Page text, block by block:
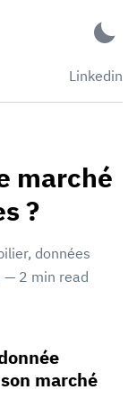
Linkedin
marché
?
, données
— 2 min read
marché